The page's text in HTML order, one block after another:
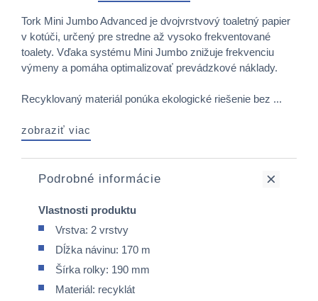
Tork Mini Jumbo Advanced je dvojvrstvový toaletný papier
v kotúči, určený pre stredne až vysoko frekventované
toalety. Vďaka systému Mini Jumbo znižuje frekvenciu
výmeny a pomáha optimalizovať prevádzkové náklady.
Recyklovaný materiál ponúka ekologické riešenie bez ...
zobraziť viac
Podrobné informácie
Vlastnosti produktu
Vrstva: 2 vrstvy
Dĺžka návinu: 170 m
Šírka rolky: 190 mm
Materiál: recyklát